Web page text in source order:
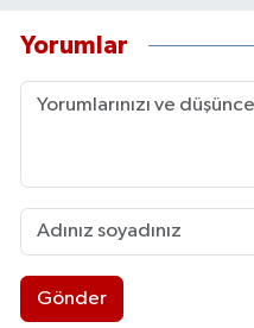
Yorumlar
Gönder